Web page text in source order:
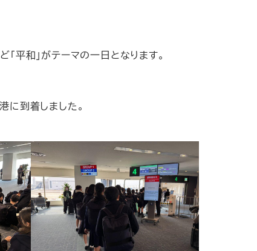
平和」がテーマの一日となります。
に到着しました。